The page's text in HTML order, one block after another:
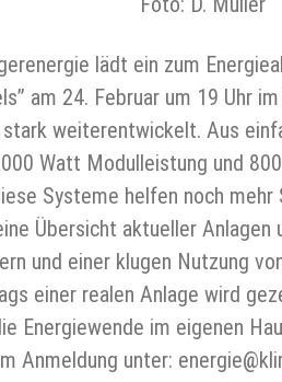
lädt ein zum
am 24. Februar um 19 Uhr
weiterentwickelt. Aus
Watt Modulleistung und
Systeme helfen noch
Übersicht aktueller
und einer klugen Nutzung
einer realen Anlage wird
Energiewende im eigenen
Anmeldung unter: